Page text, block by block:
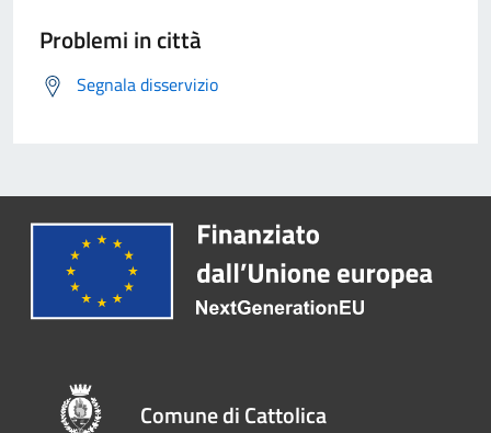
Problemi in città
Segnala disservizio
Comune di Cattolica